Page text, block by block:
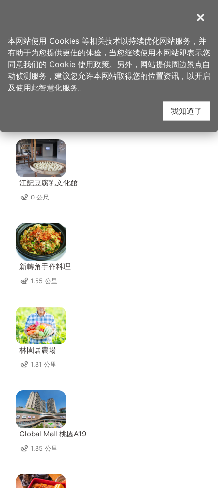
導覽
首页 > 想去的地方 > 江记豆腐乳文化馆
江记豆腐乳文化馆 周边
店家
江記豆腐乳文化館
0 公尺
新轉角手作料理
1.55 公里
林園居農場
1.81 公里
Global Mall 桃園A19
1.85 公里
关闭
本网站使用 Cookies 等相关技术以持续优化网站服务，并
有助于为您提供更佳的体验，当您继续使用本网站即表示您
同意我们的 Cookie 使用政策。另外，网站提供周边景点自
动侦测服务，建议您允许本网站取得您的位置资讯，以开启
及使用此智慧化服务。
我知道了